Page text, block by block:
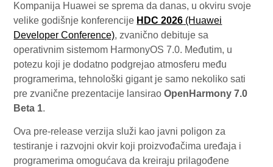
Kompanija Huawei se sprema da danas, u okviru svoje
velike godišnje konferencije HDC 2026 (Huawei
Developer Conference), zvanično debituje sa
operativnim sistemom HarmonyOS 7.0. Međutim, u
potezu koji je dodatno podgrejao atmosferu među
programerima, tehnološki gigant je samo nekoliko sati
pre zvanične prezentacije lansiraoOpenHarmony 7.0
Beta 1.
Ova pre-release verzija služi kao javni poligon za
testiranje i razvojni okvir koji proizvođačima uređaja i
programerima omogućava da kreiraju prilagođene